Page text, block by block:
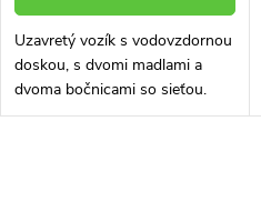
Uzavretý vozík s vodovzdornou
doskou, s dvomi madlami a
dvoma bočnicami so sieťou.
Nosnosť 500 kg. Vozík